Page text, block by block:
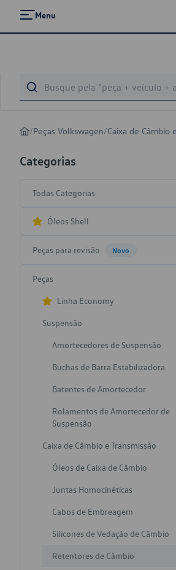
Menu
/Peças Volkswagen/Caixa de Câmbio
Categorias
Todas Categorias
Óleos Shell
Peças para revisão Novo
Peças
Linha Economy
Suspensão
Amortecedores de Suspensão
Buchas de Barra Estabilizadora
Batentes de Amortecedor
Rolamentos de Amortecedor de
Suspensão
Caixa de Câmbio e Transmissão
Óleos de Caixa de Câmbio
Juntas Homocinéticas
Cabos de Embreagem
Silicones de Vedação de Câmbio
Retentores de Câmbio